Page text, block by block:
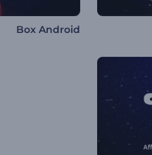
Box Android